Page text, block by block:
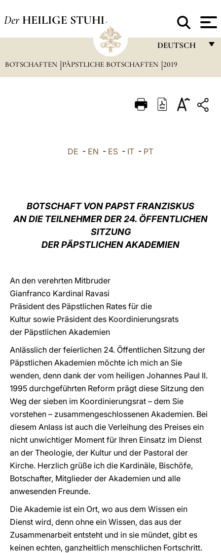
Der HEILIGE STUHL
DEUTSCH
FRANÇAIS
ITALIANO
中文
BOTSCHAFTEN PÄPSTLICHE BOTSCHAFTEN 2019
DE - EN - ES - IT - PT
BOTSCHAFT VON PAPST FRANZISKUS
AN DIE TEILNEHMER DER 24. ÖFFENTLICHEN
SITZUNG
DER PÄPSTLICHEN AKADEMIEN
An den verehrten Mitbruder
Gianfranco Kardinal Ravasi
Präsident des Päpstlichen Rates für die
Kultur sowie Präsident des Koordinierungsrats
der Päpstlichen Akademien
Anlässlich der feierlichen 24. Öffentlichen Sitzung der
Päpstlichen Akademien möchte ich mich an Sie
wenden, denn dank der vom heiligen Johannes Paul II.
1995 durchgeführten Reform prägt diese Sitzung den
Weg der sieben im Koordinierungsrat – dem Sie
vorstehen – zusammengeschlossenen Akademien. Bei
diesem Anlass ist auch die Verleihung des Preises ein
nicht unwichtiger Moment für Ihren Einsatz im Dienst
an der Theologie, der Kultur und der Pastoral der
Kirche. Herzlich grüße ich die Kardinäle, Bischöfe,
Botschafter, Mitglieder der Akademien und alle
anwesenden Freunde.
Die Akademie ist ein Ort, wo aus dem Wissen ein
Dienst wird, denn ohne ein Wissen, das aus der
Zusammenarbeit entsteht und in sie mündet, gibt es
keinen echten, ganzheitlich menschlichen Fortschritt.